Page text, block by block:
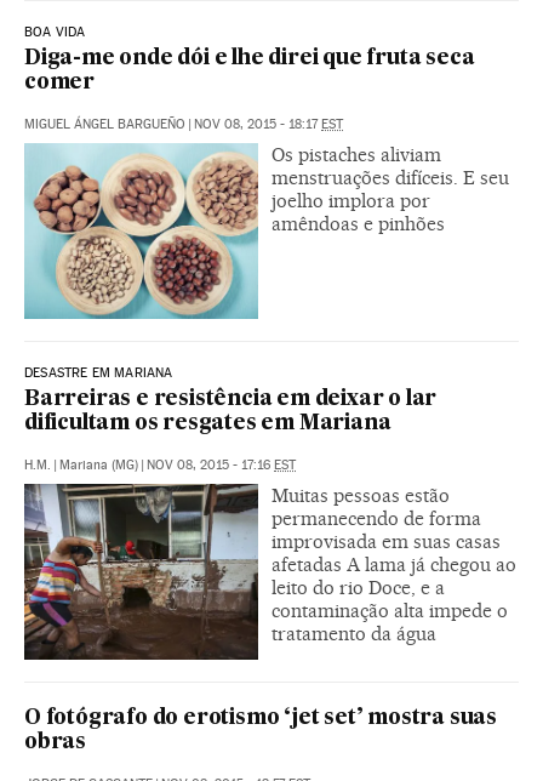
BOA VIDA
Diga-me onde dói e lhe direi que fruta seca
comer
MIGUEL ÁNGEL BARGUEÑO | NOV 08, 2015 - 18:17EST
Os pistaches aliviam
menstruações difíceis. E seu
joelho implora por
amêndoas e pinhões
DESASTRE EM MARIANA
Barreiras e resistência em deixar o lar
dificultam os resgates em Mariana
H.M. | Mariana (MG) | NOV 08, 2015 - 17:16 EST
Muitas pessoas estão
permanecendo de forma
improvisada em suas casas
afetadas A lama já chegou ao
leito do rio Doce, e a
contaminação alta impede o
tratamento da água
O fotógrafo do erotismo ‘jet set’ mostra suas
obras